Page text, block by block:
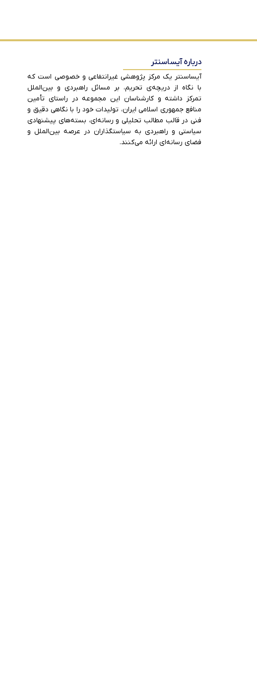
درباره آیساسنتر
آیساسنتر یک مرکز پژوهشی غیرانتفاعی و خصوصی است که
با نگاه از دریچه‌ی تحریم، بر مسائل راهبردی و بین‌الملل
تمرکز داشته و کارشناسان این مجموعه در راستای تأمین
منافع جمهوری اسلامی ایران، تولیدات خود را با نگاهی دقیق و
فنی در قالب مطالب تحلیلی و رسانه‌ای، بسته‌های پیشنهادی
سیاستی و راهبردی به سیاستگذاران در عرصه بین‌الملل و
فضای رسانه‌ای ارائه می‌کنند.